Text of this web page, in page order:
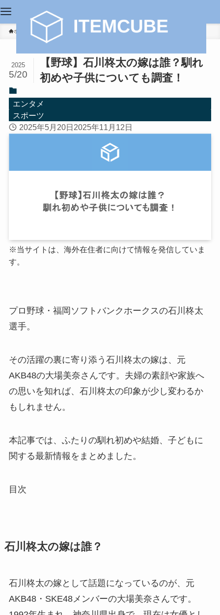
ホーム
【野球】石川柊太の嫁は誰？馴れ
初めや子供についても調査！
2025
5/20
エンタメ
スポーツ
2025年5月20日 2025年11月12日
※当サイトは、海外在住者に向けて情報を発信していま
す。
プロ野球・福岡ソフトバンクホークスの石川柊太
選手。
その活躍の裏に寄り添う石川柊太の嫁は、元
AKB48の大場美奈さんです。夫婦の素顔や家族へ
の思いを知れば、石川柊太の印象が少し変わるか
もしれません。
本記事では、ふたりの馴れ初めや結婚、子どもに
関する最新情報をまとめました。
目次
石川柊太の嫁は誰？
石川柊太の嫁として話題になっているのが、元
AKB48・SKE48メンバーの大場美奈さんです。